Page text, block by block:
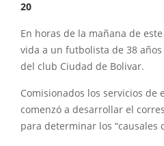
20
En horas de la mañana de
vida a un futbolista de 38
del club Ciudad de Bolivar.
Comisionados los servicios de
comenzó a desarrollar el
para determinar los “causales